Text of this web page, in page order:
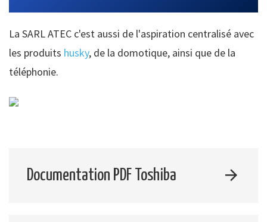
La SARL ATEC c'est aussi de l'aspiration centralisé avec
les produits husky, de la domotique, ainsi que de la
téléphonie.
Documentation PDF Toshiba